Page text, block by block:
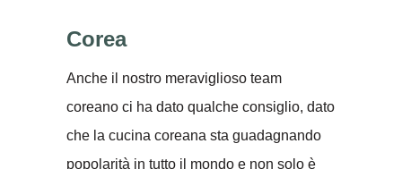
Corea
Anche il nostro meraviglioso team
coreano ci ha dato qualche consiglio, dato
che la cucina coreana sta guadagnando
popolarità in tutto il mondo e non solo è